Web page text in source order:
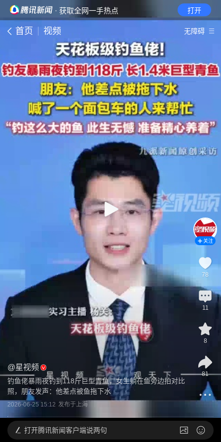
· 获取全网一手热点 打开
首页 视频 无障碍
@星视频
钓鱼佬暴雨夜钓到118斤巨型青鱼，女生躺在鱼旁边拍对比
照，朋友发声：他差点被鱼拖下水
2026-06-25 15:12 发布于上海
关注
78
11
8
81
打开腾讯新闻客户端说两句